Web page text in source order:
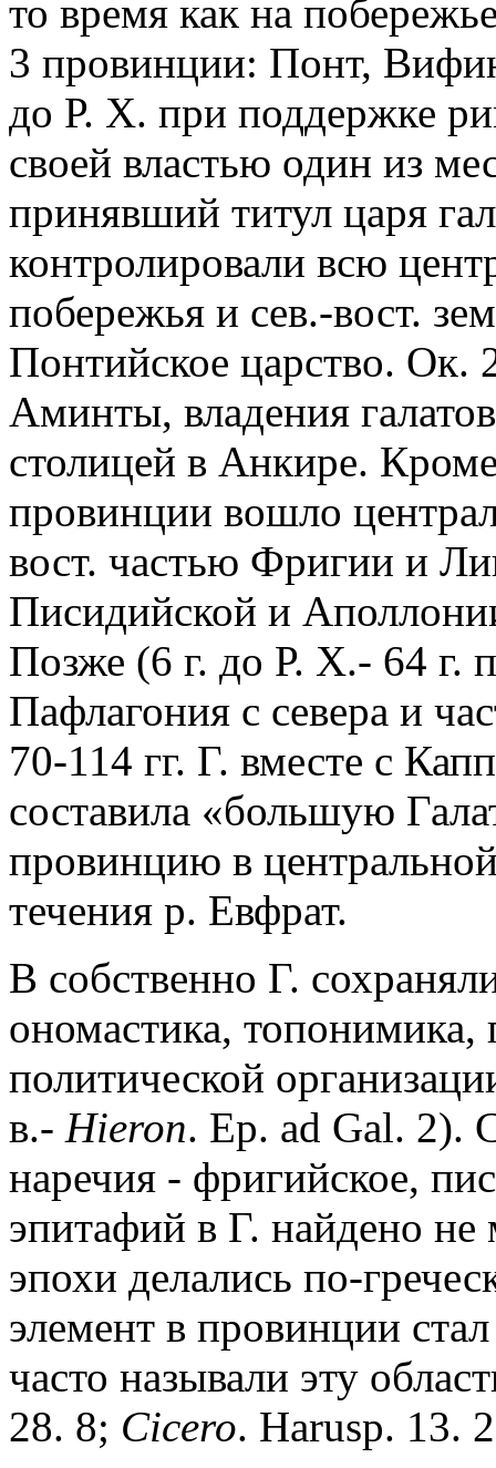
то время как на
3 провинции: Понт,
до Р. Х. при поддержке
своей властью один из
принявший титул царя
контролировали всю
побережья и сев.-вост.
Понтийское царство. Ок.
Аминты, владения
столицей в Анкире.
провинции вошло
вост. частью Фригии и
Писидийской и
Позже (6 г. до Р. Х.- 64 г.
Пафлагония с севера и
70-114 гг. Г. вместе с
составила «большую
провинцию в
течения р. Евфрат.
В собственно Г.
ономастика, топонимика,
политической
в.- Hieron. Ep. ad Gal. 2).
наречия - фригийское,
эпитафий в Г. найдено не
эпохи делались по-
элемент в провинции
часто называли эту
28. 8; Cicero. Harusp. 13.